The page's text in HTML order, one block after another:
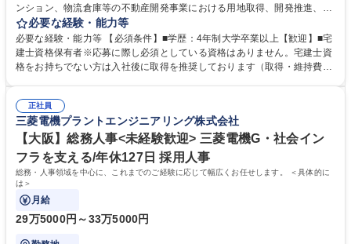
ンション、物流倉庫等の不動産開発事業における用地取得、開発推進、賃
貸運営、売却、仲介・活用提案等を行う営業部門において事務業務を担当
いただきます。 【詳細】・契約書管理、契約書製本、捺印対応、ファイリ
ング、登記簿取得、調書取得・支払業務（各種費用支払、支払管理、請
求・支払データ登録、取引先マスター申請対応）・予算作成及び予実管
の他に担当頂く業務が発生する場合があります。 募集職種 【営業事務】
業務職/三井物産グループ/平均残業時間10H/完全週休2日
必要な経験・能力等
必要な経験・能力等 【必須条件】■学歴：4年制大学卒業以上【歓迎】■宅
建士資格保有者※応募に際し必須としている資格はありません。宅建士資
格をお持ちでない方は入社後に取得を推奨しております（取得・維持費用
ション力がある方。 ・チャレンジを厭わず、粘り強く業務に取り組める
方。多様な関係者と謙虚に信頼関係を構築でき、期限を意識したスケジュ
ール管理が出来る方。※将来的に他部署（営業部門、コーポレート部門）
へのジョブローテーションの可能性があります。 学歴・資格 学歴：大学
院 大学 語学力： 資格：宅地建物取引士
正社員
三菱電機プラントエンジニアリング株式会社
【大阪】総務人事<未経験歓迎> 三菱電機G・社会イン
フラを支える/年休127日 採用人事
総務・人事領域を中心に、これまでのご経験に応じて幅広くお任せします。 ＜具体的に
は＞
月給
29万5000円～33万5000円